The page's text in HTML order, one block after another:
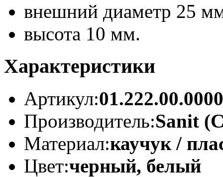
внешний диаметр 25
высота 10 мм.
Характеристики
Артикул:01.222.00.0000
Производитель:Sanit
Материал:каучук /
Цвет:черный, белый